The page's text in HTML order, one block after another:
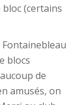
bloc (certains
Fontainebleau
blocs
de
amusés, on